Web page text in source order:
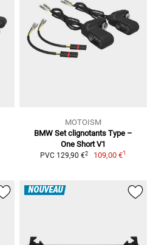
MOTOISM
BMW Set clignotants Type –
One Short V1
PVC 129,90 €2 109,00 €1
NOUVEAU